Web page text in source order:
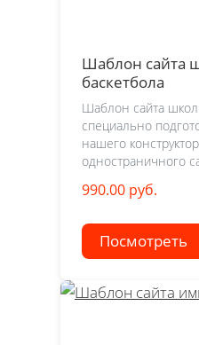
Шаблон сайта
баскетбола
Шаблон сайта
специально
нашего
одностраничного
990.00 руб.
Посмотреть